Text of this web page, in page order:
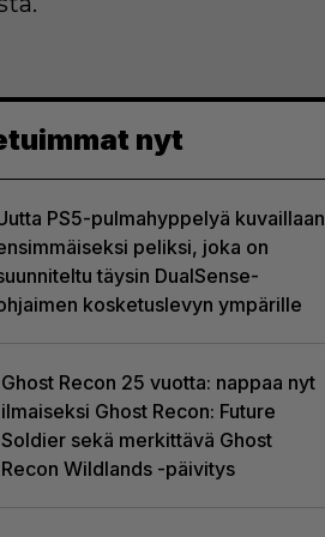
nyt
PS5-pulmahyppelyä kuvaillaan
peliksi, joka on
täysin DualSense-
kosketuslevyn ympärille
Ghost Recon 25 vuotta: nappaa nyt
ilmaiseksi Ghost Recon: Future
Soldier sekä merkittävä Ghost
Recon Wildlands -päivitys